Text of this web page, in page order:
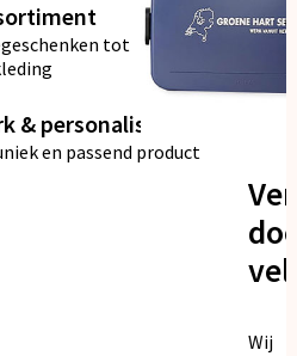
tot
& personalisatie
en passend product
Wij